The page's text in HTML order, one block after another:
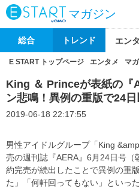
マガジン
総合 トレンド エン
E START トップページ エンタメ マ
King ＆ Princeが表紙の『
ン悲鳴！異例の重版で24
2019-06-18 22:17:55
男性アイドルグループ「King
売の週刊誌『AERA』6月24日号
約完売が続出したことで異例の重
た」「何軒回ってもない」といっ